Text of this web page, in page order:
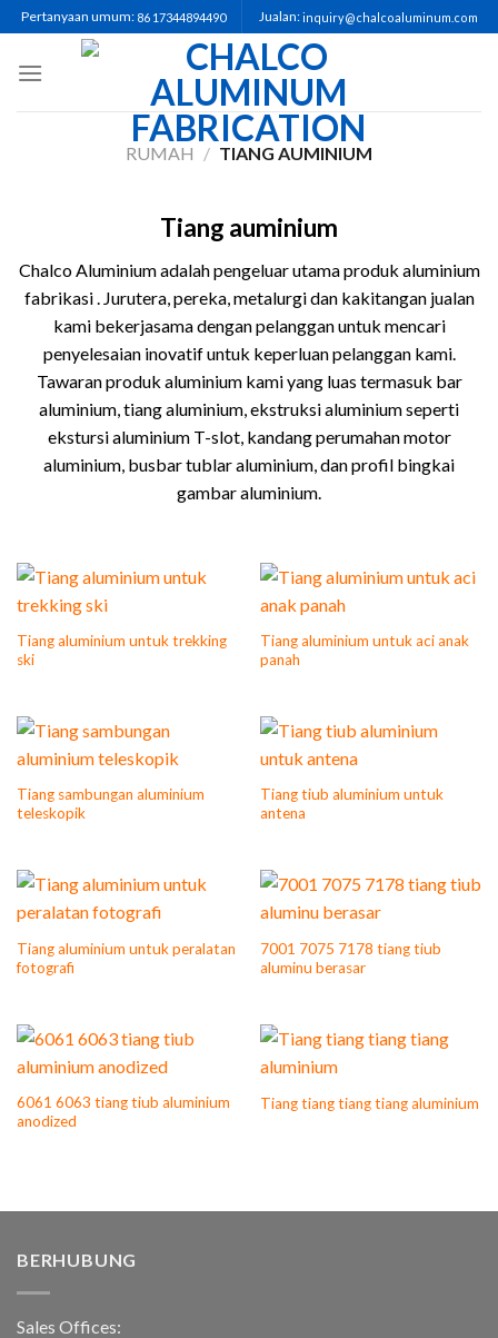
Pertanyaan umum: 86 17344894490 Jualan:inquiry@chalcoaluminum.com
RUMAH / TIANG AUMINIUM
Tiang auminium
Chalco Aluminium adalah pengeluar utama produk aluminium
fabrikasi . Jurutera, pereka, metalurgi dan kakitangan jualan
kami bekerjasama dengan pelanggan untuk mencari
penyelesaian inovatif untuk keperluan pelanggan kami.
Tawaran produk aluminium kami yang luas termasuk bar
aluminium, tiang aluminium, ekstruksi aluminium seperti
ekstursi aluminium T-slot, kandang perumahan motor
aluminium, busbar tublar aluminium, dan profil bingkai
gambar aluminium.
Tiang aluminium untuk trekking
ski
Tiang aluminium untuk aci anak
panah
Tiang sambungan aluminium
teleskopik
Tiang tiub aluminium untuk
antena
Tiang aluminium untuk peralatan
fotografi
7001 7075 7178 tiang tiub
aluminu berasar
6061 6063 tiang tiub aluminium
anodized
Tiang tiang tiang tiang aluminium
BERHUBUNG
Sales Offices: